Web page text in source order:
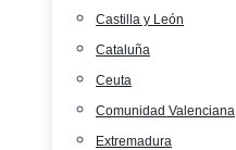
Castilla y León
Cataluña
Ceuta
Comunidad Valenciana
Extremadura